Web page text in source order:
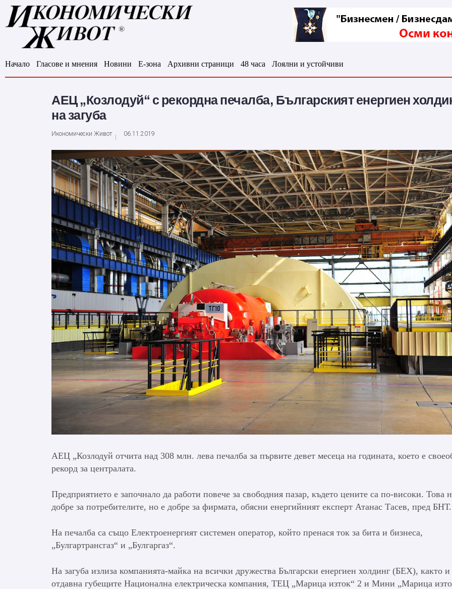
Начало Гласове и мнения Новини Е-зона Архивни страници 48 часа Лоялни и устойчиви
АЕЦ „Козлодуй“ с рекордна печалба, Българският енергиен
на загуба
Икономически Живот 06.11.2019
АЕЦ „Козлодуй отчита над 308 млн. лева печалба за първите девет месеца на годината, което е
рекорд за централата.
Предприятието е започнало да работи повече за свободния пазар, където цените са по-високи. Това
добре за потребителите, но е добре за фирмата, обясни енергийният експерт Атанас Тасев, пред БНТ.
На печалба са също Електроенергият системен оператор, който пренася ток за бита и бизнеса,
„Булгартрансгаз“ и „Булгаргаз“.
На загуба излиза компанията-майка на всички дружества Български енергиен холдинг (БЕХ), както и
отдавна губещите Национална електрическа компания, ТЕЦ „Марица изток“ 2 и Мини „Марица